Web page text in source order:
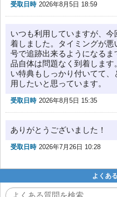
受取日時 2026年8月5日 18:59
いつも利用していますが、今
着しました。タイミングが
号で追跡出来るようになるま
品自体は問題なく到着しま
い特典もしっかり付いてて、
用したいと思っています。
受取日時 2026年8月5日 15:35
ありがとうございました！
受取日時 2026年7月26日 10:28
よくあ